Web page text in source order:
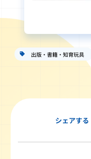
出版・書籍・知育玩具
シェアする